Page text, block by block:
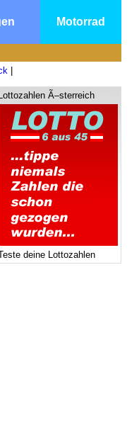
Motorrad
Lottozahlen Ã–sterreich
deine Lottozahlen